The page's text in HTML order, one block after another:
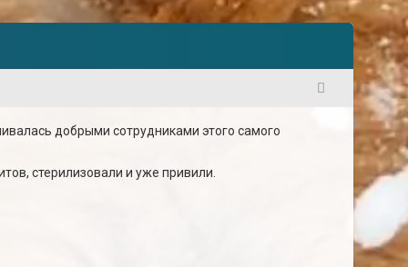
добрыми сотрудниками этого самого
стерилизовали и уже привили.